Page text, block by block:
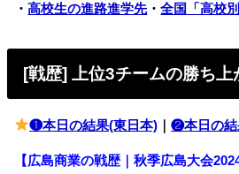
・高校生の進路進学先・全国「高校
[戦歴] 上位3チームの勝ち上
❶本日の結果(東日本) ｜❷本日の結
【広島商業の戦歴｜秋季広島大会